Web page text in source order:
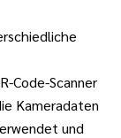
Scanner
Kameradaten
und